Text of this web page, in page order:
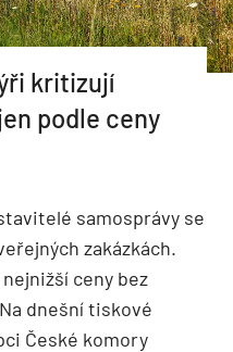
kritizují
podle ceny
samosprávy se
zakázkách.
ceny bez
dnešní tiskové
České komory